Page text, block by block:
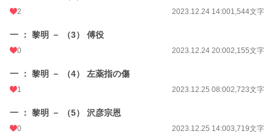
年間ポイント
累計ポイント 66,776 pt (38,104 位)
2 2023.12.24 14:001,544文字
一 ： 黎明 － （3） 傅役
0 2023.12.24 20:002,155文字
一 ： 黎明 － （4） 左薬指の傷
1 2023.12.25 08:002,723文字
一 ： 黎明 － （5） 沢彦宗恩
0 2023.12.25 14:003,719文字